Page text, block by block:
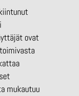
ovat
mukautuu